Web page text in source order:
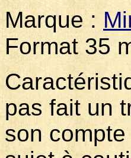
Marque :
Format 35
pas fait un
son